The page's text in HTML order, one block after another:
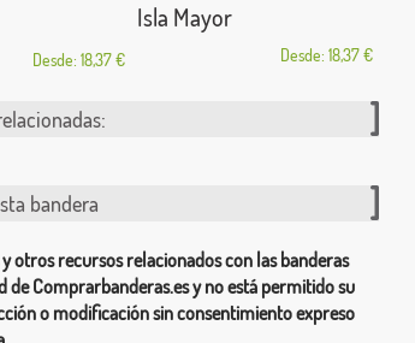
Desde: 18,37 €
Isla Mayor
Desde: 18,37 €
bandera
y otros recursos relacionados con las banderas
de Comprarbanderas.es y no está permitido su
o modificación sin consentimiento expreso